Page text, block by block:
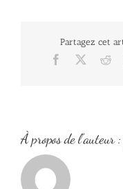
Partagez cet
Facebook
À propos de l'auteur